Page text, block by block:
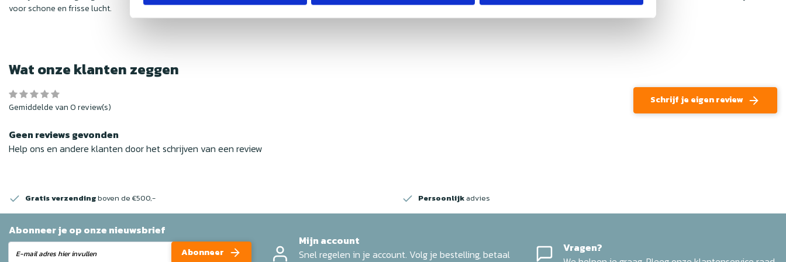
voor schone en frisse lucht.
Wat onze klanten zeggen
Gemiddelde van 0 review(s)
Schrijf je eigen review
Geen reviews gevonden
Help ons en andere klanten door het schrijven van een review
Gratis verzendingboven de €500,- Persoonlijk advies
Abonneer je op onze nieuwsbrief
Abonneer
Mijn account
Snel regelen in je account. Volg je bestelling, betaal
Vragen?